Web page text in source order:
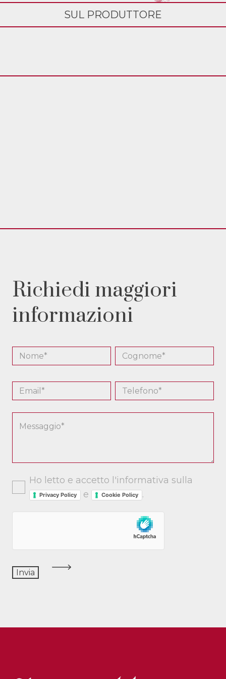
SUL PRODUTTORE
Richiedi maggiori
informazioni
Ho letto e accetto l'informativa sulla
Privacy Policy e Cookie Policy .